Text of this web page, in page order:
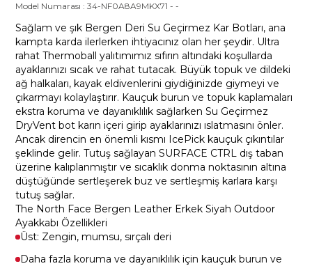
Model Numarası :34-NF0A8A9MKX71 --
Sağlam ve şık Bergen Deri Su Geçirmez Kar Botları, ana
kampta karda ilerlerken ihtiyacınız olan her şeydir. Ultra
rahat Thermoball yalıtımımız sıfırın altındaki koşullarda
ayaklarınızı sıcak ve rahat tutacak. Büyük topuk ve dildeki
ağ halkaları, kayak eldivenlerini giydiğinizde giymeyi ve
çıkarmayı kolaylaştırır. Kauçuk burun ve topuk kaplamaları
ekstra koruma ve dayanıklılık sağlarken Su Geçirmez
DryVent bot karın içeri girip ayaklarınızı ıslatmasını önler.
Ancak direncin en önemli kısmı IcePick kauçuk çıkıntılar
şeklinde gelir. Tutuş sağlayan SURFACE CTRL dış taban
üzerine kalıplanmıştır ve sıcaklık donma noktasının altına
düştüğünde sertleşerek buz ve sertleşmiş karlara karşı
tutuş sağlar.
The North Face Bergen Leather Erkek Siyah Outdoor
Ayakkabı Özellikleri
Üst: Zengin, mumsu, sırçalı deri
Daha fazla koruma ve dayanıklılık için kauçuk burun ve